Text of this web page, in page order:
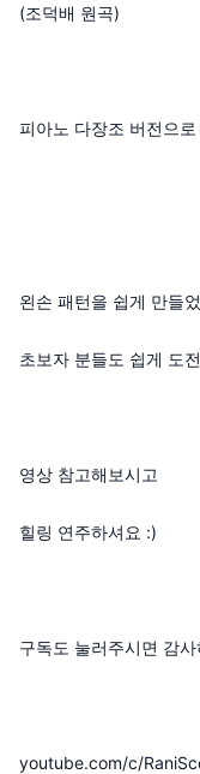
(조덕배 원곡)
피아노 다장조 버전으
왼손 패턴을 쉽게 만들
초보자 분들도 쉽게 도
영상 참고해보시고
힐링 연주하셔요 :)
구독도 눌러주시면 감
youtube.com/c/